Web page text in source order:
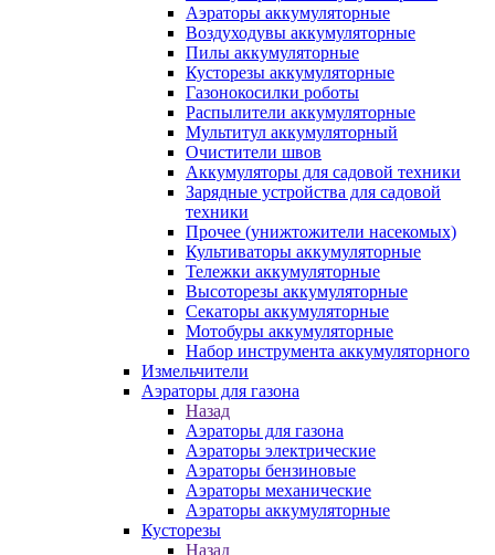
Аэраторы аккумуляторные
Воздуходувы аккумуляторные
Пилы аккумуляторные
Кусторезы аккумуляторные
Газонокосилки роботы
Распылители аккумуляторные
Мультитул аккумуляторный
Очистители швов
Аккумуляторы для садовой техники
Зарядные устройства для садовой
техники
Прочее (унижтожители насекомых)
Культиваторы аккумуляторные
Тележки аккумуляторные
Высоторезы аккумуляторные
Секаторы аккумуляторные
Мотобуры аккумуляторные
Набор инструмента аккумуляторного
Измельчители
Аэраторы для газона
Назад
Аэраторы для газона
Аэраторы электрические
Аэраторы бензиновые
Аэраторы механические
Аэраторы аккумуляторные
Кусторезы
Назад